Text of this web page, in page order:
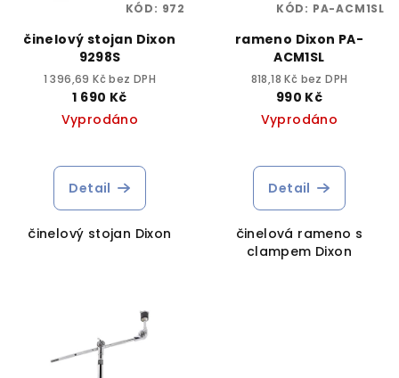
činelový stojan Dixon
9298S
1 396,69 Kč bez DPH
1 690 Kč
Vyprodáno
Detail
činelový stojan Dixon
KÓD: 972
rameno Dixon PA-
ACM1SL
818,18 Kč bez DPH
990 Kč
Vyprodáno
Detail
činelová rameno s
clampem Dixon
KÓD: PA-ACM1SL